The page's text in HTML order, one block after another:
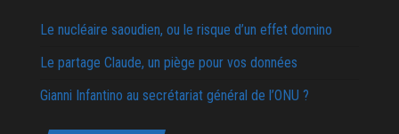
Le nucléaire saoudien, ou le risque d’un effet domino
Le partage Claude, un piège pour vos données
Gianni Infantino au secrétariat général de l’ONU ?